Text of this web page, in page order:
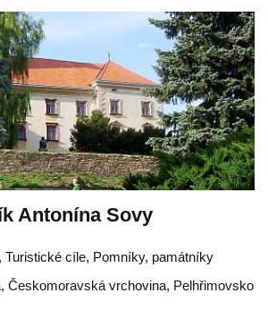
Antonína Sovy
Turistické cíle, Pomníky, památníky
, Českomoravská vrchovina, Pelhřimovsko